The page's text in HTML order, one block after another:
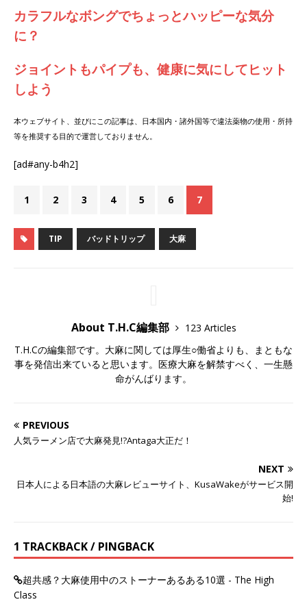
カラフルなボングでちょっとハッピーな気分
に？
ジョイントもパイプも、健康に気にしてヒット
しよう
本ウェブサイト、並びにこの記事は、日本国内・諸外国等で違法薬物の使用・所持
等を推奨する目的で運営しておりません。
[ad#any-b4h2]
1 2 3 4 5 6 7
TIP バッドトリップ 大麻
About T.H.C編集部
123 Articles
T.H.Cの編集部です。大麻に関しては厚生○働省よりも、まともな
事を発信出来ていると思います。医療大麻を解禁すべく、一生懸
命がんばります。
PREVIOUS
人気ラーメン店で大麻発見!?Antaga大正だ！
NEXT
日本人による日本語の大麻レビューサイト、KusaWakeがサービス開
始!
1 TRACKBACK / PINGBACK
超共感？大麻使用中のストーナーあるある10選 - The High
Class